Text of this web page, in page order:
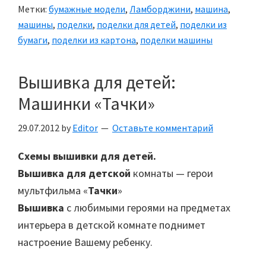
Lamborghini
Метки: бумажные модели, Ламборджини, машина,
машины, поделки, поделки для детей, поделки из
бумаги, поделки из картона, поделки машины
Вышивка для детей:
Машинки «Тачки»
29.07.2012 by Editor Оставьте комментарий
Схемы вышивки для детей.
Вышивка для детской комнаты — герои
мультфильма «Тачки»
Вышивка с любимыми героями на предметах
интерьера в детской комнате поднимет
настроение Вашему ребенку.